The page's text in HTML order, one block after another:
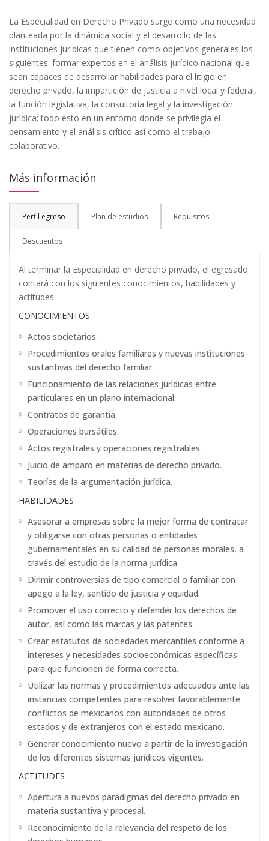
La Especialidad en Derecho Privado surge como una necesidad
planteada por la dinámica social y el desarrollo de las
instituciones jurídicas que tienen como objetivos generales los
siguientes: formar expertos en el análisis jurídico nacional que
sean capaces de desarrollar habilidades para el litigio en
derecho privado, la impartición de justicia a nivel local y federal,
la función legislativa, la consultoría legal y la investigación
jurídica; todo esto en un entorno donde se privilegia el
pensamiento y el análisis crítico así como el trabajo
colaborativo.
Más información
Perfil egreso Plan de estudios Requisitos
Descuentos
Al terminar la Especialidad en derecho privado, el egresado
contará con los siguientes conocimientos, habilidades y
actitudes:
CONOCIMIENTOS
Actos societarios.
Procedimientos orales familiares y nuevas instituciones
sustantivas del derecho familiar.
Funcionamiento de las relaciones jurídicas entre
particulares en un plano internacional.
Contratos de garantía.
Operaciones bursátiles.
Actos registrales y operaciones registrables.
Juicio de amparo en materias de derecho privado.
Teorías de la argumentación jurídica.
HABILIDADES
Asesorar a empresas sobre la mejor forma de contratar
y obligarse con otras personas o entidades
gubernamentales en su calidad de personas morales, a
través del estudio de la norma jurídica.
Dirimir controversias de tipo comercial o familiar con
apego a la ley, sentido de justicia y equidad.
Promover el uso correcto y defender los derechos de
autor, así como las marcas y las patentes.
Crear estatutos de sociedades mercantiles conforme a
intereses y necesidades socioeconómicas específicas
para que funcionen de forma correcta.
Utilizar las normas y procedimientos adecuados ante las
instancias competentes para resolver favorablemente
conflictos de mexicanos con autoridades de otros
estados y de extranjeros con el estado mexicano.
Generar conocimiento nuevo a partir de la investigación
de los diferentes sistemas jurídicos vigentes.
ACTITUDES
Apertura a nuevos paradigmas del derecho privado en
materia sustantiva y procesal.
Reconocimiento de la relevancia del respeto de los